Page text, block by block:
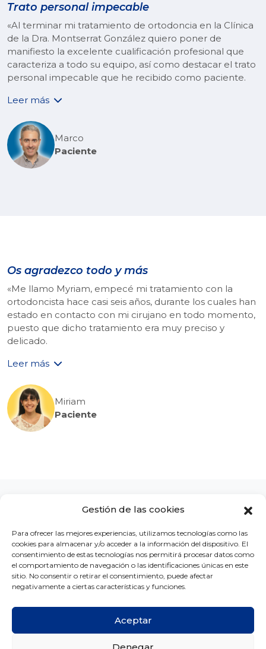
Gestión de las cookies
Para ofrecer las mejores experiencias, utilizamos tecnologías como las
cookies para almacenar y/o acceder a la información del dispositivo. El
consentimiento de estas tecnologías nos permitirá procesar datos como
el comportamiento de navegación o las identificaciones únicas en este
sitio. No consentir o retirar el consentimiento, puede afectar
negativamente a ciertas características y funciones.
Aceptar
Denegar
Trato personal impecable
«Al terminar mi tratamiento de ortodoncia en la Clínica
de la Dra. Montserrat González quiero poner de
manifiesto la excelente cualificación profesional que
caracteriza a todo su equipo, así como destacar el trato
personal impecable que he recibido como paciente.
Leer más
Marco
Paciente
Os agradezco todo y más
«Me llamo Myriam, empecé mi tratamiento con la
ortodoncista hace casi seis años, durante los cuales han
estado en contacto con mi cirujano en todo momento,
puesto que dicho tratamiento era muy preciso y
delicado.
Leer más
Miriam
Paciente
LA CLÍNICA CONCURSOS BLOG CONTACTO
Copyright © Ortodoncia MG 2026 -